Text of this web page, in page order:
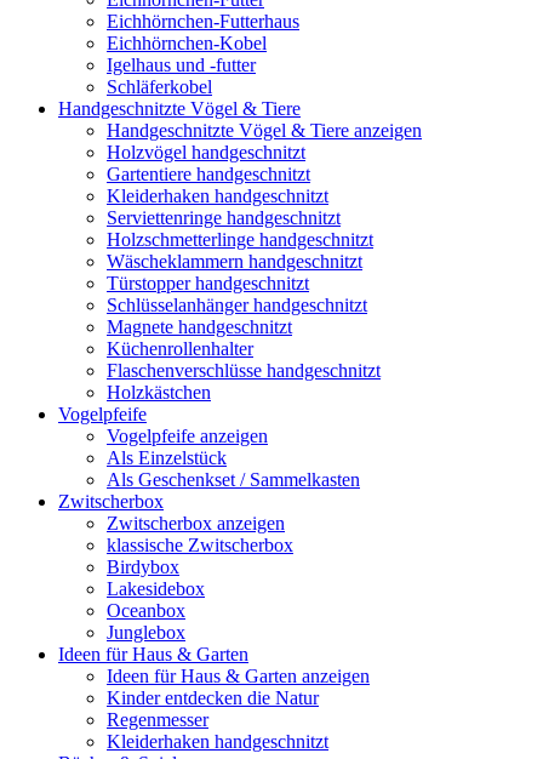
Eichhörnchen-Futterhaus
Eichhörnchen-Kobel
Igelhaus und -futter
Schläferkobel
Handgeschnitzte Vögel & Tiere
Handgeschnitzte Vögel & Tiere anzeigen
Holzvögel handgeschnitzt
Gartentiere handgeschnitzt
Kleiderhaken handgeschnitzt
Serviettenringe handgeschnitzt
Holzschmetterlinge handgeschnitzt
Wäscheklammern handgeschnitzt
Türstopper handgeschnitzt
Schlüsselanhänger handgeschnitzt
Magnete handgeschnitzt
Küchenrollenhalter
Flaschenverschlüsse handgeschnitzt
Holzkästchen
Vogelpfeife
Vogelpfeife anzeigen
Als Einzelstück
Als Geschenkset / Sammelkasten
Zwitscherbox
Zwitscherbox anzeigen
klassische Zwitscherbox
Birdybox
Lakesidebox
Oceanbox
Junglebox
Ideen für Haus & Garten
Ideen für Haus & Garten anzeigen
Kinder entdecken die Natur
Regenmesser
Kleiderhaken handgeschnitzt